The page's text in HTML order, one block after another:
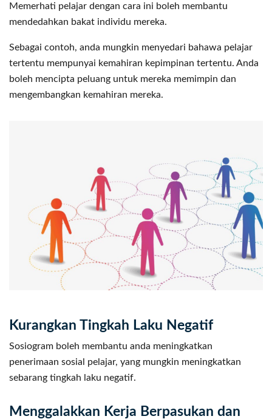
Memerhati pelajar dengan cara ini boleh membantu
mendedahkan bakat individu mereka.
Sebagai contoh, anda mungkin menyedari bahawa pelajar
tertentu mempunyai kemahiran kepimpinan tertentu. Anda
boleh mencipta peluang untuk mereka memimpin dan
mengembangkan kemahiran mereka.
Kurangkan Tingkah Laku Negatif
Sosiogram boleh membantu anda meningkatkan
penerimaan sosial pelajar, yang mungkin meningkatkan
sebarang tingkah laku negatif.
Menggalakkan Kerja Berpasukan dan